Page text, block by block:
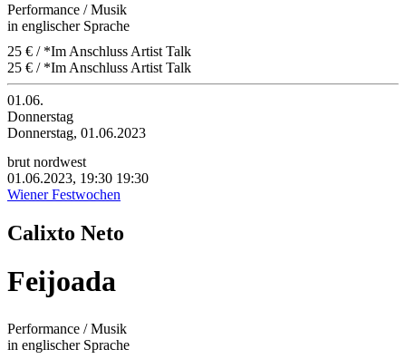
Performance / Musik
in englischer Sprache
25 € / *Im Anschluss Artist Talk
25 € / *Im Anschluss Artist Talk
01.06.
Donnerstag
Donnerstag, 01.06.2023
brut nordwest
01.06.2023, 19:30 19:30
Wiener Festwochen
Calixto Neto
Feijoada
Performance / Musik
in englischer Sprache